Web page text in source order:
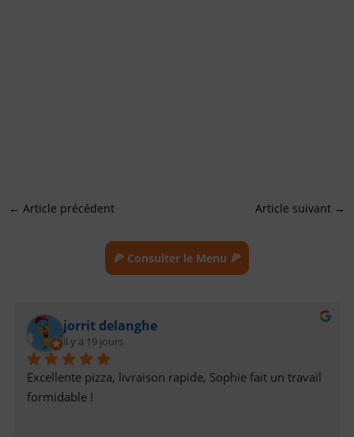
←Article précédent Article suivant→
🍕 Consulter le Menu 🍕
jorrit delanghe
il y a 19 jours
Excellente pizza, livraison rapide, Sophie fait un travail
formidable !